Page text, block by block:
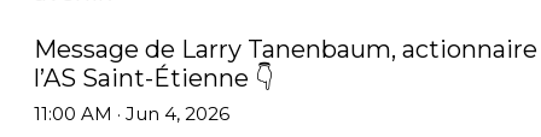
Message de Larry Tanenbaum,
l’AS Saint-Étienne 👇
11:00 AM · Jun 4, 2026